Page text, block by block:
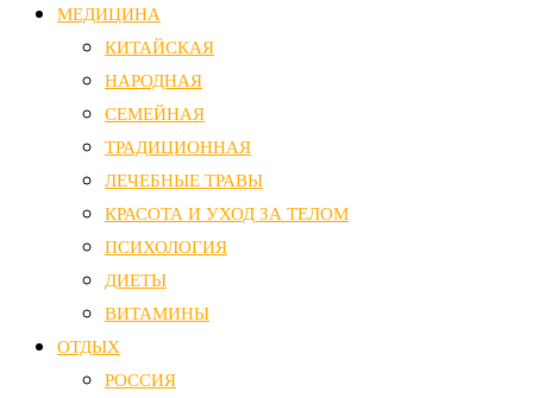
МЕДИЦИНА
КИТАЙСКАЯ
НАРОДНАЯ
СЕМЕЙНАЯ
ТРАДИЦИОННАЯ
ЛЕЧЕБНЫЕ ТРАВЫ
КРАСОТА И УХОД ЗА ТЕЛОМ
ПСИХОЛОГИЯ
ДИЕТЫ
ВИТАМИНЫ
ОТДЫХ
РОССИЯ